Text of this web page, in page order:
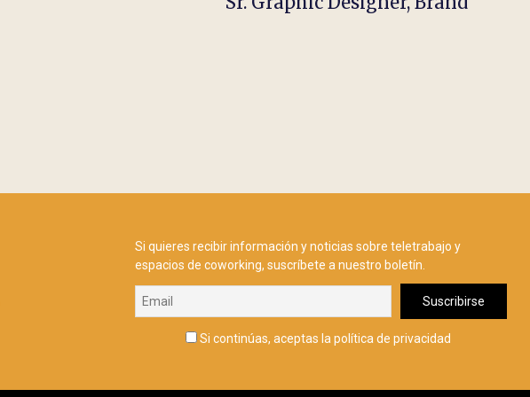
Si quieres recibir información y noticias sobre teletrabajo y
espacios de coworking, suscríbete a nuestro boletín.
Si continúas, aceptas la política de privacidad